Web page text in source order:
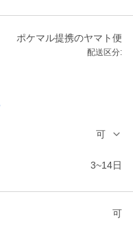
ポケマル提携のヤマト便
配送区分:
可
3~14日
可